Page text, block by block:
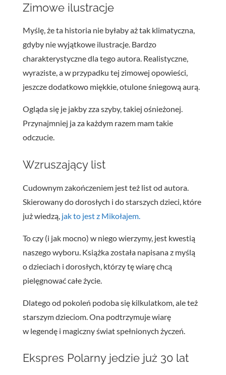
Zimowe ilustracje
Myślę, że ta historia nie byłaby aż tak klimatyczna,
gdyby nie wyjątkowe ilustracje. Bardzo
charakterystyczne dla tego autora. Realistyczne,
wyraziste, a w przypadku tej zimowej opowieści,
jeszcze dodatkowo miękkie, otulone śniegową aurą.
Ogląda się je jakby zza szyby, takiej ośnieżonej.
Przynajmniej ja za każdym razem mam takie
odczucie.
Wzruszający list
Cudownym zakończeniem jest też list od autora.
Skierowany do dorosłych i do starszych dzieci, które
już wiedzą, jak to jest z Mikołajem.
To czy (i jak mocno) w niego wierzymy, jest kwestią
naszego wyboru. Książka została napisana z myślą
o dzieciach i dorosłych, którzy tę wiarę chcą
pielęgnować całe życie.
Dlatego od pokoleń podoba się kilkulatkom, ale też
starszym dzieciom. Ona podtrzymuje wiarę
w legendę i magiczny świat spełnionych życzeń.
Ekspres Polarny jedzie już 30 lat